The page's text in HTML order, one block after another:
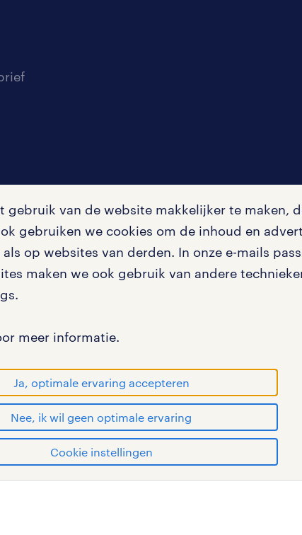
van de website makkelijker te maken,
gebruiken we cookies om de inhoud en
op websites van derden. In onze e-mails
maken we ook gebruik van andere
meer informatie.
Ja, optimale ervaring accepteren
Nee, ik wil geen optimale ervaring
Cookie instellingen
gebruikersvoorwaarden